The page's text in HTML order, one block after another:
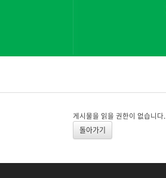
게시물을 읽을 권한이 없습니다.
돌아가기